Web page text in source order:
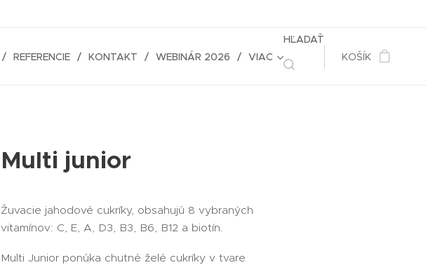
REFERENCIE KONTAKT WEBINÁR 2026 VIAC
HĽADAŤ
KOŠÍK
Multi junior
Žuvacie jahodové cukríky, obsahujú 8 vybraných
vitamínov: C, E, A, D3, B3, B6, B12 a biotín.
Multi Junior ponúka chutné želé cukríky v tvare